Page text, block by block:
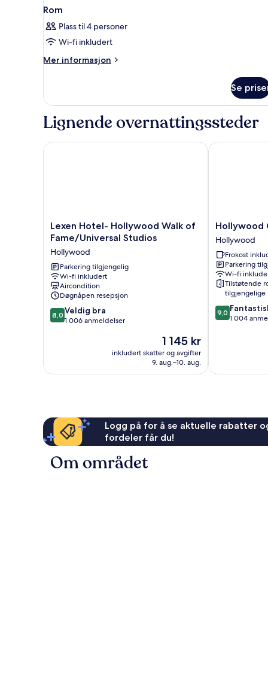
Rom
Plass til 4 personer
Wi-fi inkludert
Mer informasjon
Mer
Se
Lignende overnattingssteder
Lexen
Hotel-
Hollywood
Walk
of
Fame/Universal
Studios
Hollywood
Lexen Hotel- Hollywood Walk of
Fame/Universal Studios
Hollywood
Parkering tilgjengelig
Wi-fi inkludert
Aircondition
Døgnåpen resepsjon
8.0
av
anmeldelser
8,0 Veldig bra
1 006 anmeldelser
Prisen
er
1 145 kr
1 145 kr
inkludert skatter og avgifter
9. aug.–10. aug.
Lexen Hotel- Hollywood Walk of Fame/Universal
Hollywood
Celebrity
Hotel
Hollywood
Hollywood
Hollywood
Frokost
Parkering
Wi-fi
Tilstøtende
tilgjengelige
9.0
av
9,0
1 004
Hollywood
Logg på for å se aktuelle rabatter
fordeler får du!
Om området